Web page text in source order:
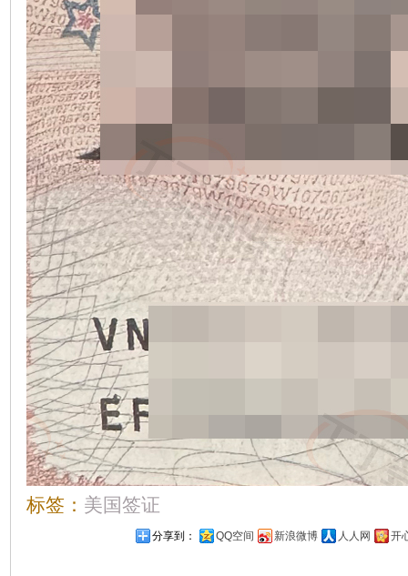
标签： 美国签证
分享到： QQ空间 新浪微博 人人网 开